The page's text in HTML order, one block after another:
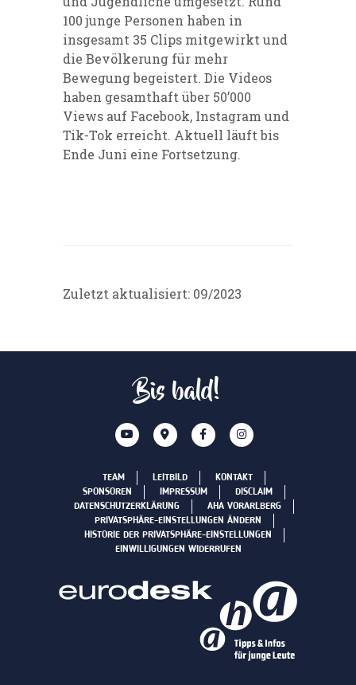
100 junge Personen haben in
insgesamt 35 Clips mitgewirkt und
die Bevölkerung für mehr
Bewegung begeistert. Die Videos
haben gesamthaft über 50’000
Views auf Facebook, Instagram und
Tik-Tok erreicht. Aktuell läuft bis
Ende Juni eine Fortsetzung.
Zuletzt aktualisiert: 09/2023
Bis bald!
TEAM LEITBILD
KONTAKT
SPONSOREN
IMPRESSUM
DISCLAIM
DATENSCHUTZERKLÄRUNG
AHA VORARLBERG
PRIVATSPHÄRE-EINSTELLUNGEN ÄNDERN
HISTORIE DER PRIVATSPHÄRE-EINSTELLUNGEN
EINWILLIGUNGEN WIDERRUFEN